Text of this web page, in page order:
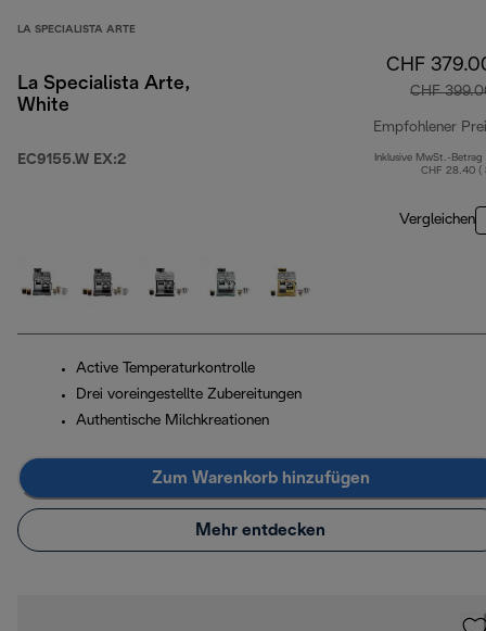
LA SPECIALISTA ARTE
La Specialista Arte,
White
EC9155.W EX:2
CHF
CHF
Empfohlener
Inklusive MwSt.-Betrag
CHF 28.40 (
Vergleichen
Active Temperaturkontrolle
Drei voreingestellte Zubereitungen
Authentische Milchkreationen
Zum Warenkorb hinzufügen
Mehr entdecken